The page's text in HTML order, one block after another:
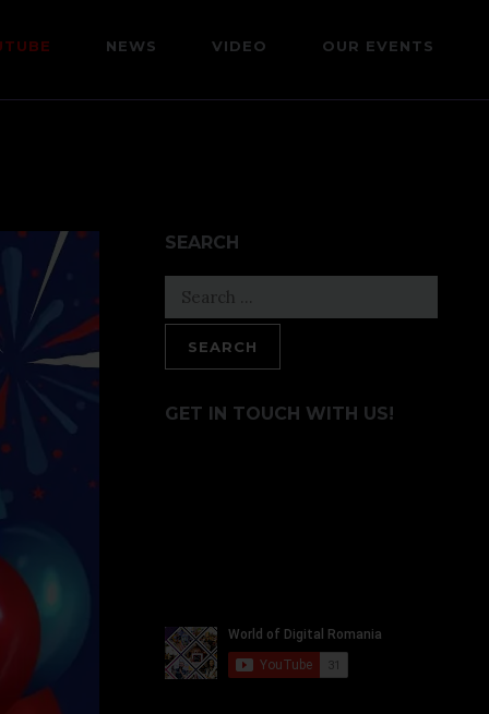
NEWS VIDEO OUR EVENTS
SEARCH
Search
for:
GET IN TOUCH WITH US!